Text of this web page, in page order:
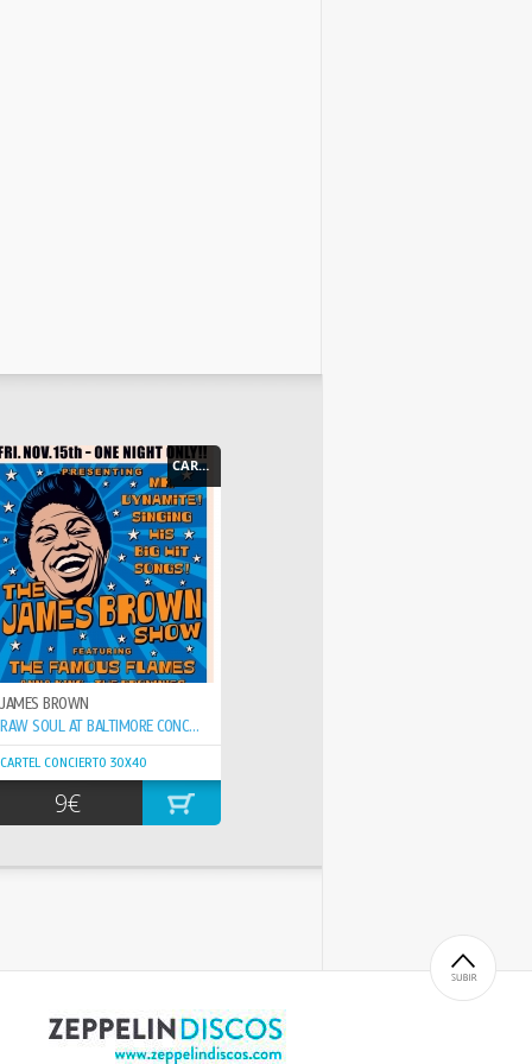
CARTEL - POSTER
JAMES BROWN
RAW SOUL AT BALTIMORE CONCERT 1963
CARTEL CONCIERTO 30X40
9€